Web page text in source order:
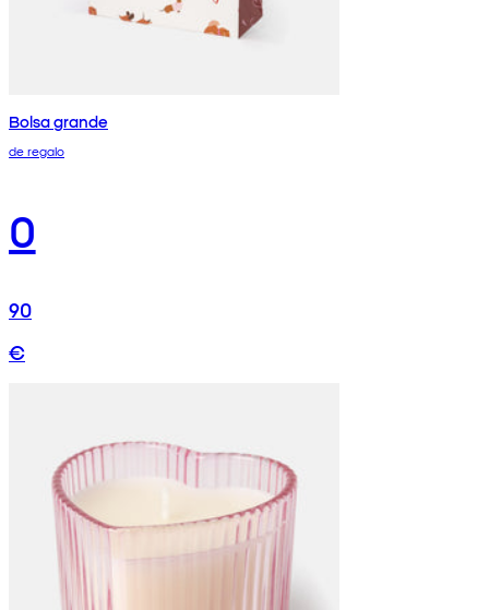
Bolsa grande
de regalo
0
90
€